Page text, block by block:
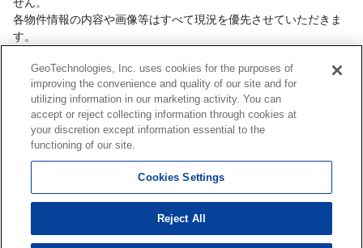
せん。
各物件情報の内容や画像等はすべて現況を優先させていただきま
す。
容や契約条件等について、 各情報提供元より十分な説明を受け、
ご自身でご確認の上、判断してください。
このコーナーへの物件情報のご掲載、その他不動産業務ソリュー
ション等についての不動産会社様のお問合せはこちら からお願い
いたします。
作権はアットホーム（株）またはその情報提供者に帰属します。
本ページはプロモーションが含まれています。
GeoTechnologies, Inc. uses cookies for the purposes of
improving the convenience and quality of our site and for
utilizing information in our marketing activity. You can
accept or reject collecting information through cookies at
your discretion except information essential to the
functioning of our site.
Cookies Settings
Reject All